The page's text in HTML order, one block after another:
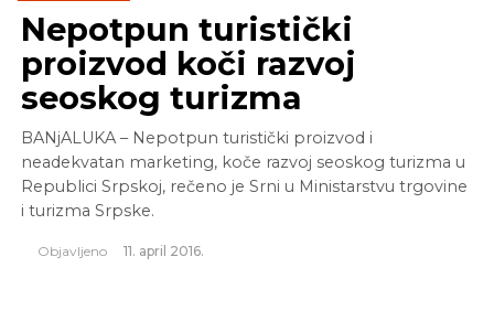
Nepotpun turistički
proizvod koči razvoj
seoskog turizma
BANjALUKA – Nepotpun turistički proizvod i
neadekvatan marketing, koče razvoj seoskog turizma u
Republici Srpskoj, rečeno je Srni u Ministarstvu trgovine
i turizma Srpske.
Objavljeno 11. april 2016.